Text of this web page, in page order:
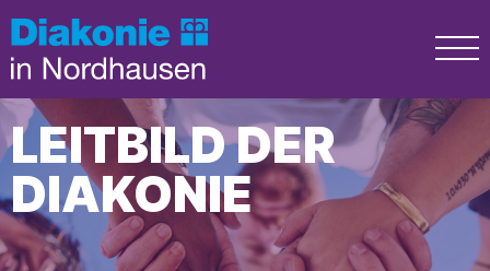
LEITBILD DER
DIAKONIE